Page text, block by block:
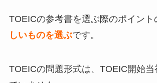
TOEICの参考書を選ぶ際のポイント
しいものを選ぶです。
TOEICの問題形式は、TOEIC開始当